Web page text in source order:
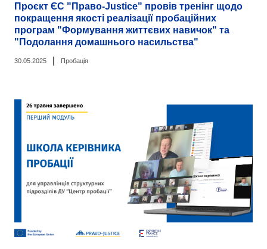
Проєкт ЄС "Право-Justice" провів тренінг щодо
покращення якості реалізації пробаційних
програм "Формування життєвих навичок" та
"Подолання домашнього насильства"
30.05.2025 Пробація